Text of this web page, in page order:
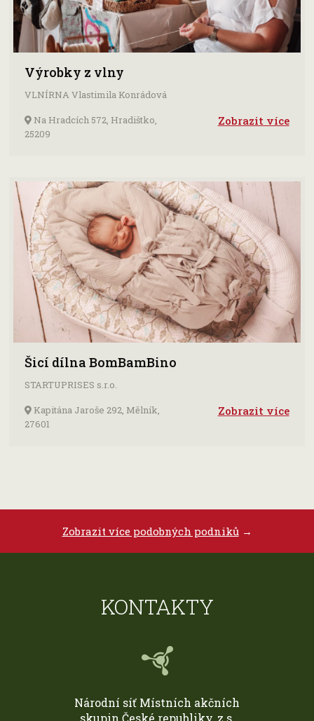
Výrobky z vlny
VLNÍRNA Vlastimila Konrádová
Na Hradcích 572, Hradištko,
25209
Zobrazit více
Šicí dílna BomBamBino
STARTUPRISES s.r.o.
Kapitána Jaroše 292, Mělník,
27601
Zobrazit více
Zobrazit více podobných podniků→
KONTAKTY
Národní síť Místních akčních
skupin České republiky, z.s.